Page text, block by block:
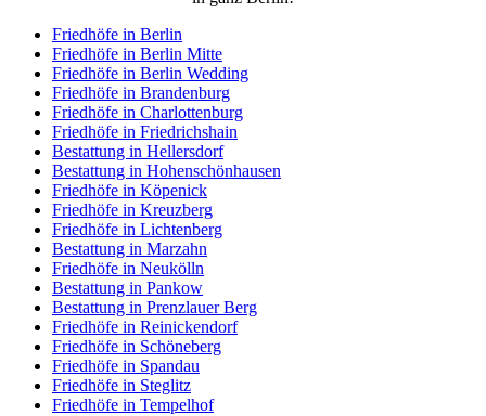
Friedhöfe in Berlin
Friedhöfe in Berlin Mitte
Friedhöfe in Berlin Wedding
Friedhöfe in Brandenburg
Friedhöfe in Charlottenburg
Friedhöfe in Friedrichshain
Bestattung in Hellersdorf
Bestattung in Hohenschönhausen
Friedhöfe in Köpenick
Friedhöfe in Kreuzberg
Friedhöfe in Lichtenberg
Bestattung in Marzahn
Friedhöfe in Neukölln
Bestattung in Pankow
Bestattung in Prenzlauer Berg
Friedhöfe in Reinickendorf
Friedhöfe in Schöneberg
Friedhöfe in Spandau
Friedhöfe in Steglitz
Friedhöfe in Tempelhof